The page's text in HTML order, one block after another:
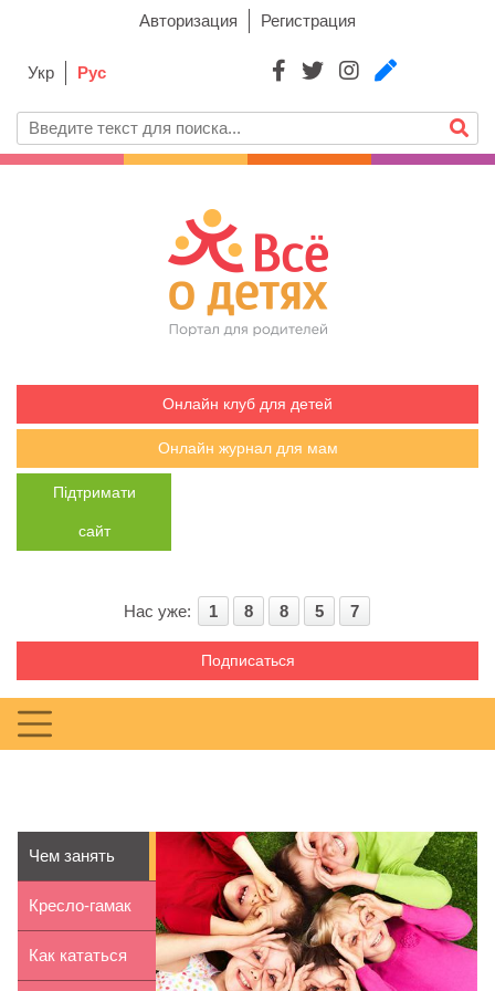
Авторизация Регистрация
Укр Рус
Онлайн клуб для детей
Онлайн журнал для мам
Підтримати
сайт
Нас уже: 1 8 8 5 7
Подписаться
Чем занять
ребенка
весной
Кресло-гамак
для ребенка
Как кататься